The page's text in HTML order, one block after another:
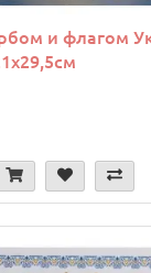
и флагом